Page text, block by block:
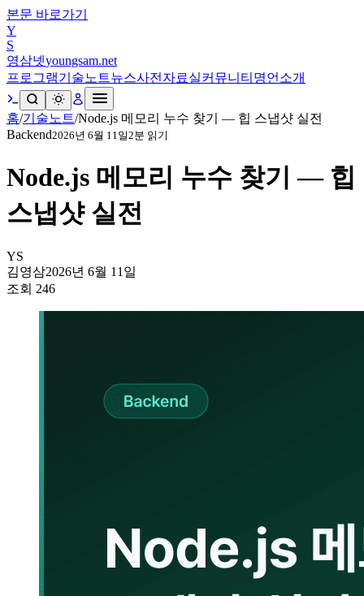
본문 바로가기
Y
S
영삼넷youngsam.net
프로그램기술노트뉴스사전 자료실커뮤니티 명언 소개
홈/기술노트/Node.js 메모리 누수 찾기 — 힙 스냅샷 실전
Backend2026년 6월 11일2분 읽기
Node.js 메모리 누수 찾기 — 힙
스냅샷 실전
YS
김영삼2026년 6월 11일
조회 246